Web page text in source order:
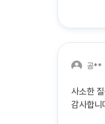
공**
사소한
감사합